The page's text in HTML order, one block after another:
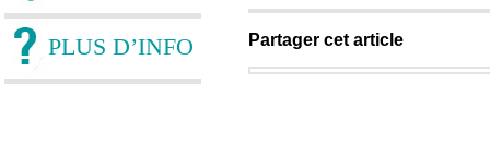
PLUS D’INFO Partager cet article